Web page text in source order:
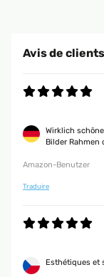
Avis de
Wirklich
Bilder Rahmen
Amazon-Benutzer
Traduire
Esthétiques et